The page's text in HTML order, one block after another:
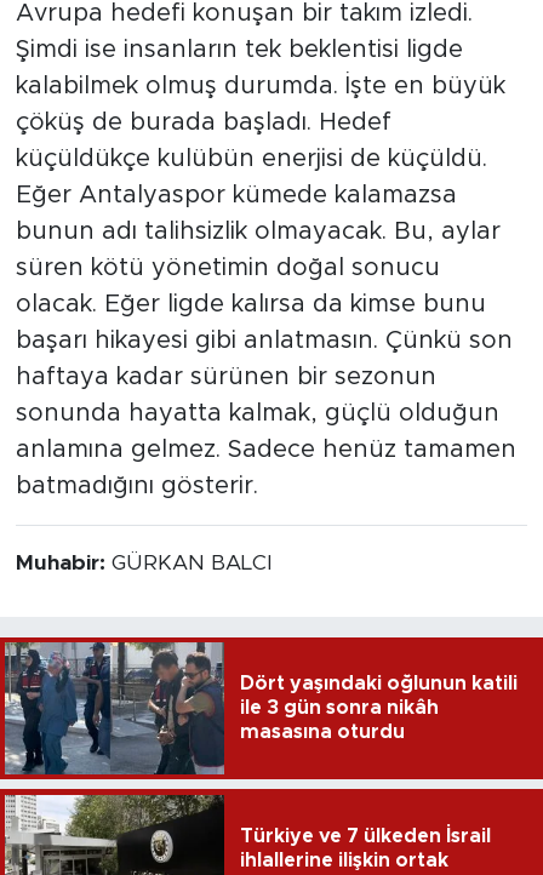
Avrupa hedefi konuşan bir takım izledi.
Şimdi ise insanların tek beklentisi ligde
kalabilmek olmuş durumda. İşte en büyük
çöküş de burada başladı. Hedef
küçüldükçe kulübün enerjisi de küçüldü.
Eğer Antalyaspor kümede kalamazsa
bunun adı talihsizlik olmayacak. Bu, aylar
süren kötü yönetimin doğal sonucu
olacak. Eğer ligde kalırsa da kimse bunu
başarı hikayesi gibi anlatmasın. Çünkü son
haftaya kadar sürünen bir sezonun
sonunda hayatta kalmak, güçlü olduğun
anlamına gelmez. Sadece henüz tamamen
batmadığını gösterir.
Muhabir: GÜRKAN BALCI
Dört yaşındaki oğlunun katili
ile 3 gün sonra nikâh
masasına oturdu
Türkiye ve 7 ülkeden İsrail
ihlallerine ilişkin ortak